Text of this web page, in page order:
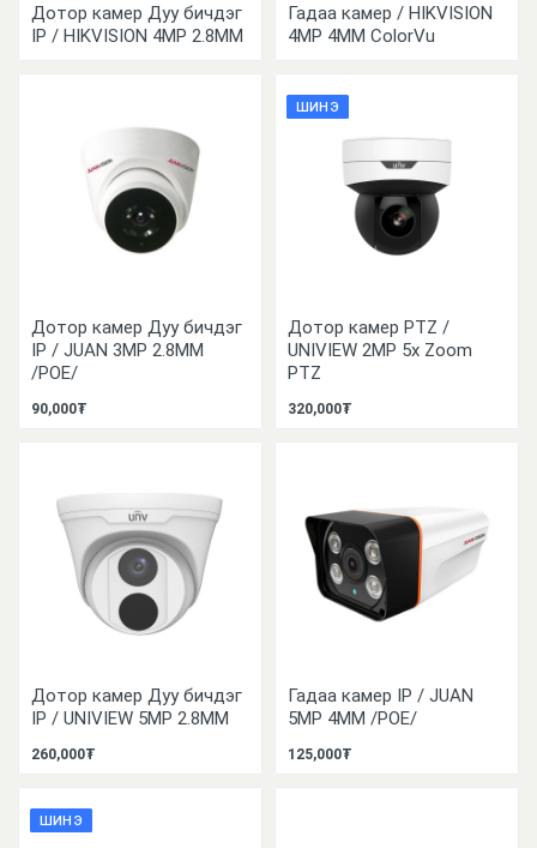
Дотор камер Дуу бичдэг
IP / HIKVISION 4MP 2.8MM
Гадаа камер / HIKVISION
4MP 4MM ColorVu
Дотор камер Дуу бичдэг
IP / JUAN 3MP 2.8MM
/POE/
90,000₮
ШИНЭ
Дотор камер PTZ /
UNIVIEW 2MP 5x Zoom
PTZ
320,000₮
Дотор камер Дуу бичдэг
IP / UNIVIEW 5MP 2.8MM
260,000₮
Гадаа камер IP / JUAN
5MP 4MM /POE/
125,000₮
ШИНЭ